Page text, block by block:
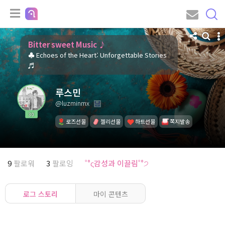
Bitter sweet Music ♪
♣ Echoes of the Heart: Unforgettable Stories
♬
30
루스민
@luzminmx
로즈선물 젤리선물 하트선물 쪽지발송
9 팔로워 3 팔로잉 ˚°ς감성과 이끌림˚°੭
로그 스토리 마이 콘텐츠